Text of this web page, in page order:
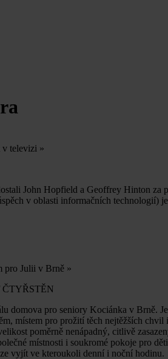
v televizi »
John Hopfield a Geoffrey Hinton za
v oblasti informačních
pro Julii v Brně »
ČTYŘSTĚN
domova pro seniory Kociánka v Brně.
místem pro prožití těch nejtěžších
poměrně nenápadný, citlivě
místnosti i soukromé pokoje pro
vyjít ve kteroukoli denní i noční hodinu.